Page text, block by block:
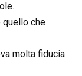
quello che
molta fiducia